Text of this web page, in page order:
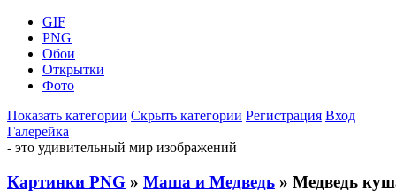
GIF
PNG
Обои
Открытки
Фото
Показать категории Скрыть категории Регистрация Вход
Галерейка
- это удивительный мир изображений
Картинки PNG » Маша и Медведь » Медведь